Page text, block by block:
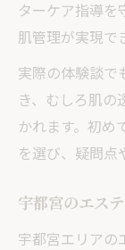
ターケア指導を
肌管理が実現で
実際の体験談で
き、むしろ肌
かれます。初め
を選び、疑問点
宇都宮のエス
宇都宮エリアの